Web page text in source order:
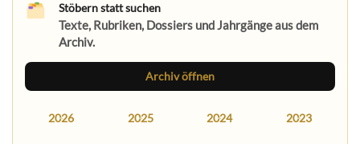
Stöbern statt suchen
Texte, Rubriken, Dossiers und Jahrgänge aus dem
Archiv.
Archiv öffnen
2026 2025 2024 2023